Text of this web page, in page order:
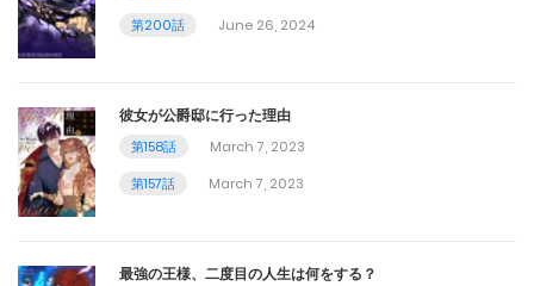
February 22, 2024
February 22, 2024
第38話
February 22, 2024
第37話
第200話
June 26, 2024
彼女が公爵邸に行った理由
第158話
March 7, 2023
第157話
March 7, 2023
最強の王様、二度目の人生は何をする？